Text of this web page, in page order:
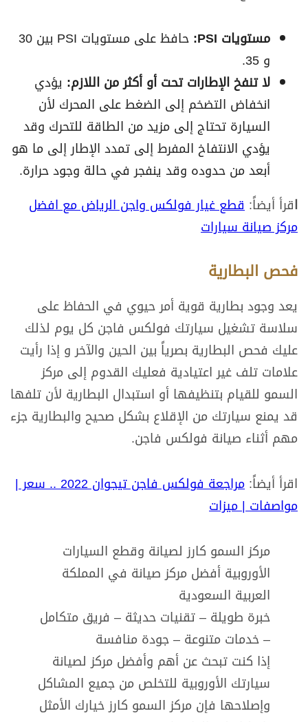
مستويات PSI:
حافظ على مستويات PSI بين 30
و 35.
لا تنفخ الإطارات تحت أو أكثر من اللازم: يؤدي
انخفاض التضخم إلى الضغط على المحرك لأن
السيارة تحتاج إلى مزيد من الطاقة للتحرك وقد
يؤدي الانتفاخ المفرط إلى تمدد الإطار إلى ما هو
أبعد من حدوده وقد ينفجر في حالة وجود حرارة.
اقرأ أيضاً: قطع غيار فولكس واجن الرياض مع افضل
مركز صيانة سيارات
فحص البطارية
يعد وجود بطارية قوية أمر حيوي في الحفاظ على
سلاسة تشغيل سيارتك فولكس فاجن كل يوم لذلك
عليك فحص البطارية بصرياً بين الحين والآخر و إذا رأيت
علامات تلف غير اعتيادية فعليك القدوم إلى مركز
السمو للقيام بتنظيفها أو استبدال البطارية لأن تلفها
قد يمنع سيارتك من الإقلاع بشكل صحيح والبطارية جزء
مهم أثناء صيانة فولكس فاجن.
اقرأ أيضاً:
مراجعة فولكس فاجن تيجوان 2022 .. سعر |
مواصفات | ميزات
مركز السمو كارز لصيانة وقطع السيارات
الأوروبية أفضل مركز صيانة في المملكة
العربية السعودية
خبرة طويلة – تقنيات حديثة – فريق متكامل
– خدمات متنوعة – جودة منافسة
إذا كنت تبحث عن أهم وأفضل مركز لصيانة
سيارتك الأوروبية للتخلص من جميع المشاكل
وإصلاحها فإن مركز السمو كارز خيارك الأمثل